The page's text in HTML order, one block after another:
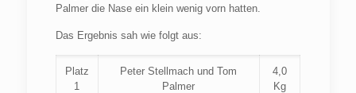
Palmer die Nase ein klein wenig vorn hatten.
Das Ergebnis sah wie folgt aus:
Platz
1
Peter Stellmach und Tom
Palmer
4,0
Kg